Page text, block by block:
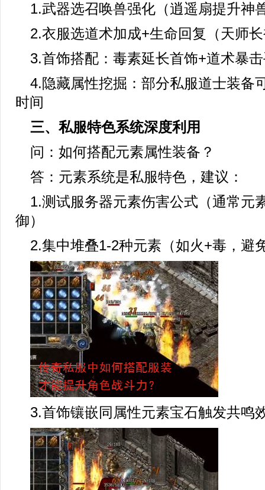
1.武器选召唤兽强化（逍遥扇提升神
2.衣服选道术加成+生命回复（天师
3.首饰搭配：毒素延长首饰+道术暴
4.隐藏属性挖掘：部分私服道士装备
时间
三、私服特色系统深度利用
问：如何搭配元素属性装备？
答：元素系统是私服特色，建议：
1.测试服务器元素伤害公式（通常元
御）
2.集中堆叠1-2种元素（如火+毒，避
3.首饰镶嵌同属性元素宝石触发共鸣